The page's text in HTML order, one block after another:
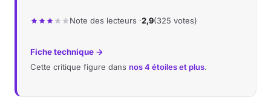
Note des lecteurs ·2,9(325 votes)
Fiche technique →
Cette critique figure dans nos 4 étoiles et plus.